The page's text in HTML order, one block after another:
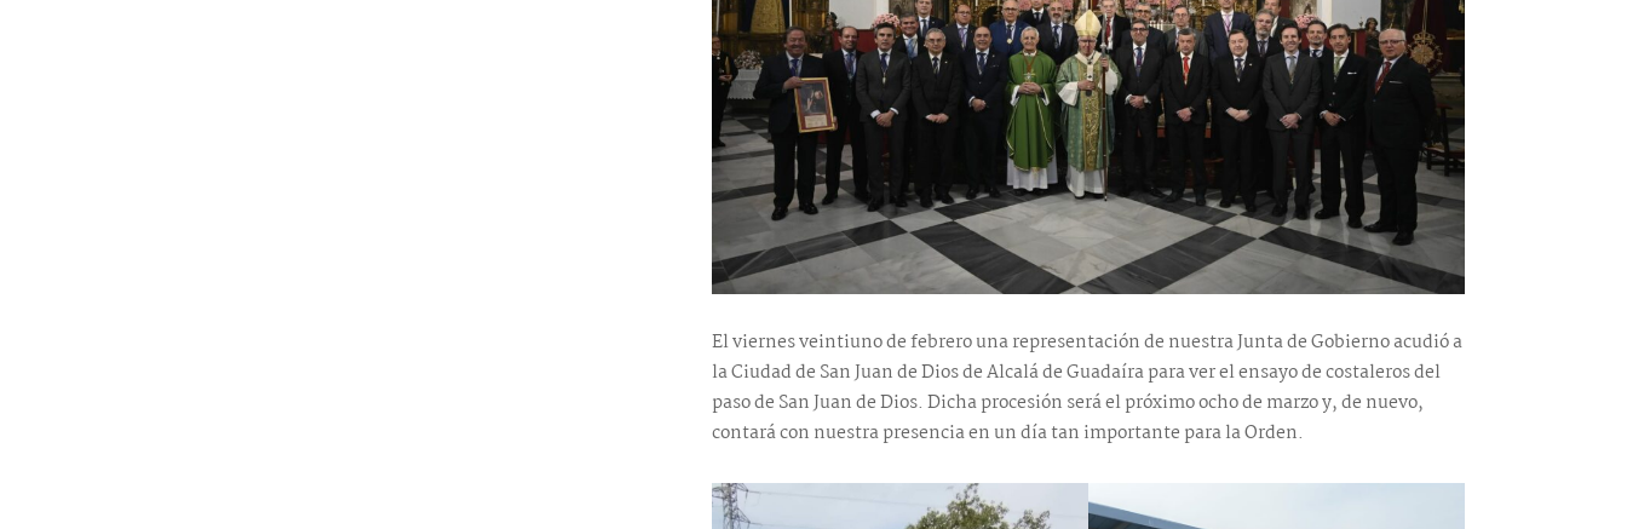
El viernes veintiuno de febrero una representación de nuestra Junta de Gobierno acudió a
la Ciudad de San Juan de Dios de Alcalá de Guadaíra para ver el ensayo de costaleros del
paso de San Juan de Dios. Dicha procesión será el próximo ocho de marzo y, de nuevo,
contará con nuestra presencia en un día tan importante para la Orden.